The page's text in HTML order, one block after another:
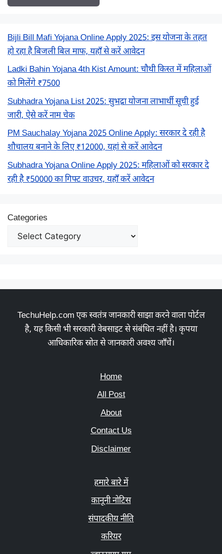
Bijli Bill Mafi Yojana Online Apply 2025: इस योजना के तहत
हो रहा है बिजली बिल माफ, यहाँ से करें आवेदन
Ladki Bahin Yojana 4th Kist Amount: चौथी किस्त में महिलाओं
को मिलेंगे ₹7500
Subhadra Yojana List 2025: सुभद्रा योजना लाभार्थी सूची हुई
जारी, ऐसे करें नाम चेक
PM Sauchalay Yojana 2025 Online Apply: सरकार दे रही है
शौचालय बनाने के लिए ₹12000, यहां से करें आवेदन
Subhadra Yojana Online Apply 2025: महिलाओं को सरकार दे
रही है ₹50000 का गिफ्ट वाउचर, यहाँ करें आवेदन
Categories
TechuHelp.com एक स्वतंत्र जानकारी साझा करने वाला पोर्टल
है, यह किसी भी सरकारी वेबसाइट से संबंधित नहीं है। कृपया
आधिकारिक स्रोत से जानकारी अवश्य जाँचें।
Home
All Post
About
Contact Us
Disclaimer
हमारे बारे में
कानूनी नोटिस
संपादकीय नीति
करियर